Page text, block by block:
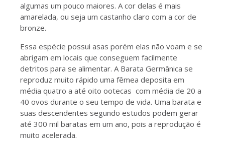
algumas um pouco maiores. A cor delas é mais
amarelada, ou seja um castanho claro com a cor de
bronze.
Essa espécie possui asas porém elas não voam e se
abrigam em locais que conseguem facilmente
detritos para se alimentar. A Barata Germânica se
reproduz muito rápido uma fêmea deposita em
média quatro a até oito ootecas com média de 20 a
40 ovos durante o seu tempo de vida. Uma barata e
suas descendentes segundo estudos podem gerar
até 300 mil baratas em um ano, pois a reprodução é
muito acelerada.